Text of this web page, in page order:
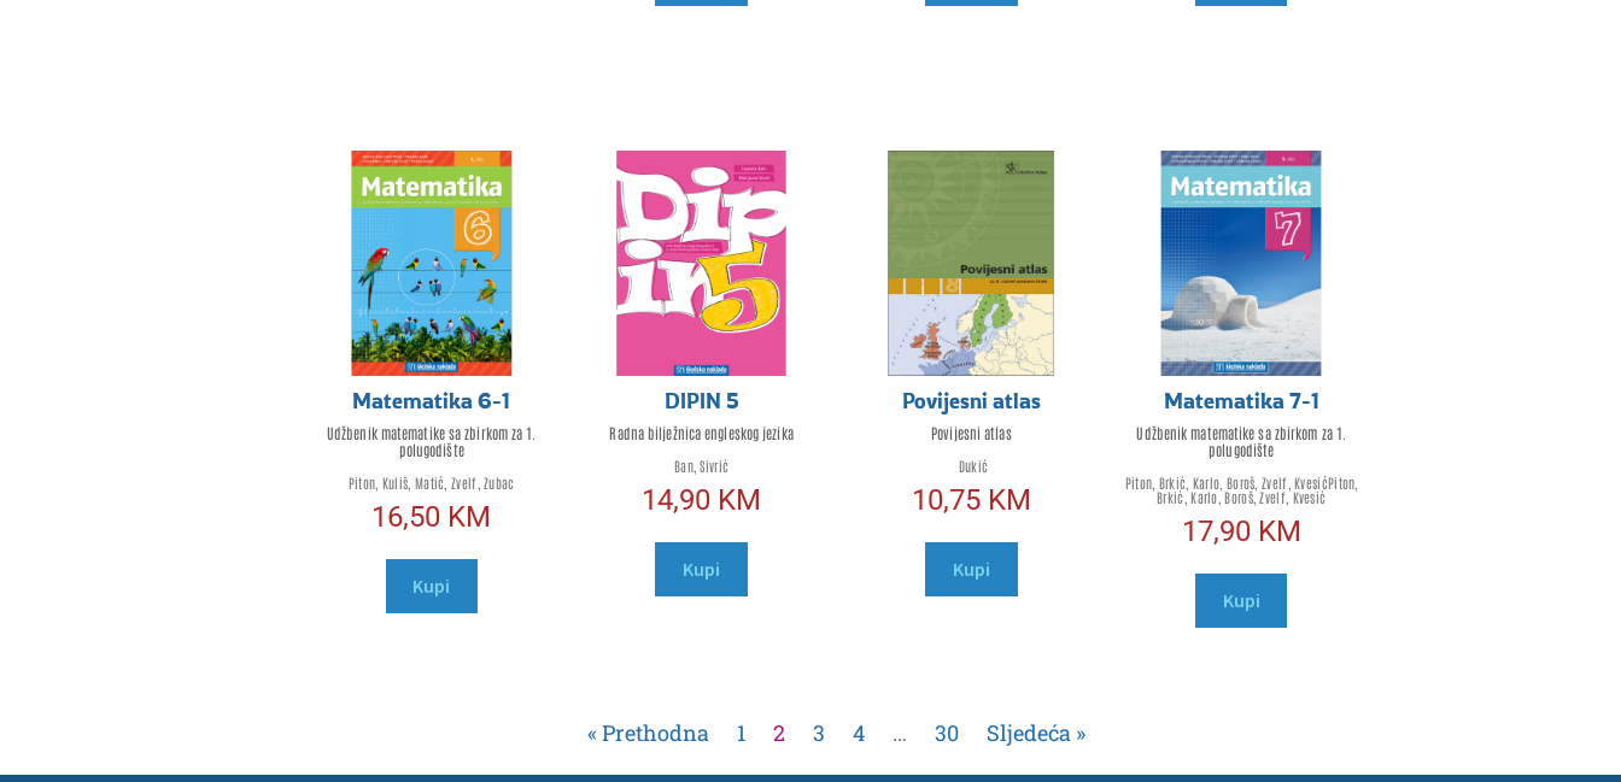
Matematika 6-1
Udžbenik matematike sa zbirkom za 1.
polugodište
Piton, Kuliš, Matić, Zvelf, Zubac
16,50 KM
Kupi
DIPIN 5
Radna bilježnica engleskog jezika
Ban, Sivrić
14,90 KM
Kupi
Povijesni atlas
Povijesni atlas
Dukić
10,75 KM
Kupi
Matematika 7-1
Udžbenik matematike sa zbirkom za 1.
polugodište
Piton, Brkić, Karlo, Boroš, Zvelf, KvesićPiton,
Brkić, Karlo, Boroš, Zvelf, Kvesić
17,90 KM
Kupi
« Prethodna 1 2 3 4 … 30 Sljedeća »